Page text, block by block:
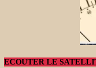
ECOUTER LE